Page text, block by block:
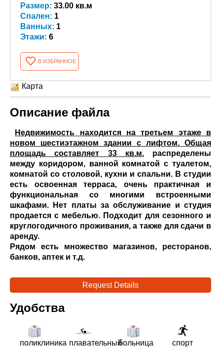
Размер: 33.00 кв.м
Спален: 1
Ванных: 1
Этажи: 6
В ИЗБРАННОЕ
Карта
Описание файла
Недвижимость находится на третьем этаже в
новом шестиэтажном здании с лифтом. Общая
площадь составляет 33 кв.м.распределены
между коридором, ванной комнатой с туалетом,
комнатой со столовой, кухни и спальни. В студии
есть освоенная терраса, очень практичная и
функциональная со многими встроенными
шкафами. Нет платы за обслуживание и студия
продается с мебелью. Подходит для сезонного и
круглогодичного проживания, а также для сдачи в
аренду.
Рядом есть множество магазинов, ресторанов,
банков, аптек и т.д.
Request Details
Удобства
поликлиника плавательныйбольница спорт